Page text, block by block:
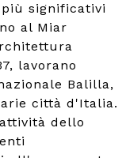
significativi
al Miar
lavorano
Balilla,
città d'Italia.
dello